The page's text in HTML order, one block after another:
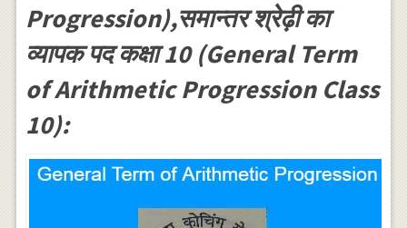
Progression),समान्तर श्रेढ़ी का
व्यापक पद कक्षा 10 (General Term
of Arithmetic Progression Class
10):